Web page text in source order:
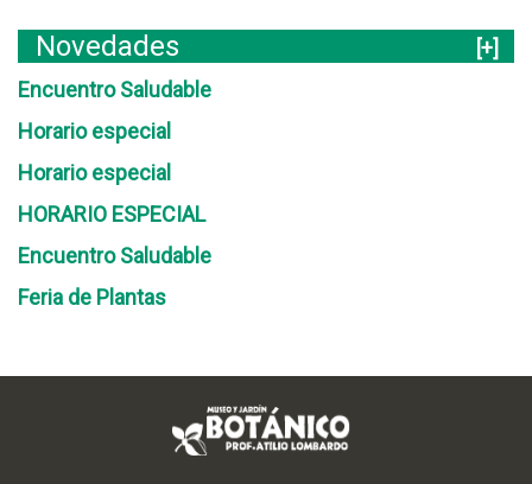
Novedades
[+]
Encuentro Saludable
Horario especial
Horario especial
HORARIO ESPECIAL
Encuentro Saludable
Feria de Plantas